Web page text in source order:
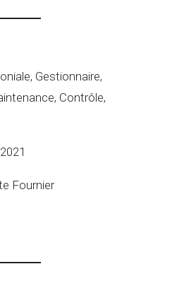
Gestionnaire,
Contrôle,
Fournier